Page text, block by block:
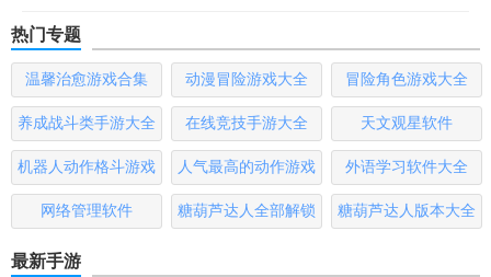
热门专题
温馨治愈游戏合集 动漫冒险游戏大全 冒险角色游戏大全
养成战斗类手游大全 在线竞技手游大全 天文观星软件
机器人动作格斗游戏
大全
人气最高的动作游戏
排行榜
外语学习软件大全
网络管理软件
糖葫芦达人全部解锁
糖葫芦达人版本大全
最新手游